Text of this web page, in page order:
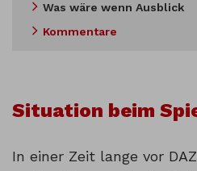
Was wäre wenn Ausblick
Kommentare
Situation beim
In einer Zeit lange vor